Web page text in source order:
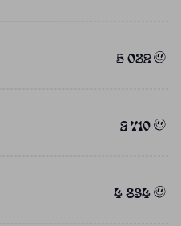
5 032
2 710
4 834